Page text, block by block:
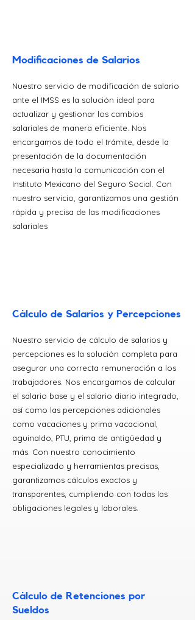
Modificaciones de Salarios
Nuestro servicio de modificación de salario
ante el IMSS es la solución ideal para
actualizar y gestionar los cambios
salariales de manera eficiente. Nos
encargamos de todo el trámite, desde la
presentación de la documentación
necesaria hasta la comunicación con el
Instituto Mexicano del Seguro Social. Con
nuestro servicio, garantizamos una gestión
rápida y precisa de las modificaciones
salariales
Cálculo de Salarios y Percepciones
Nuestro servicio de cálculo de salarios y
percepciones es la solución completa para
asegurar una correcta remuneración a los
trabajadores. Nos encargamos de calcular
el salario base y el salario diario integrado,
así como las percepciones adicionales
como vacaciones y prima vacacional,
aguinaldo, PTU, prima de antigüedad y
más. Con nuestro conocimiento
especializado y herramientas precisas,
garantizamos cálculos exactos y
transparentes, cumpliendo con todas las
obligaciones legales y laborales.
Cálculo de Retenciones por
Sueldos